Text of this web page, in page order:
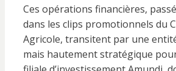
Ces opérations financières,
dans les clips promotionnels du
Agricole, transitent par une
mais hautement stratégique